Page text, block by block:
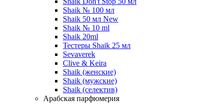
Shaik № 100 мл
Shaik 50 мл New
Shaik № 10 ml
Shaik 20ml
Тестеры Shaik 25 мл
Sevaverek
Clive & Keira
Shaik (женские)
Shaik (мужские)
Shaik (селектив)
Арабская парфюмерия